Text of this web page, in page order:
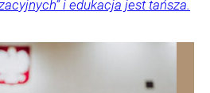
i edukacja jest tańsza.